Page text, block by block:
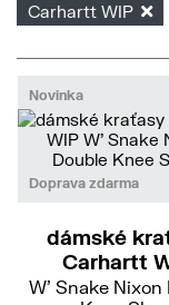
Carhartt WIP
Doprava zdarma
Novinka
SM
dámské
Carhartt
W' Snake Nixon